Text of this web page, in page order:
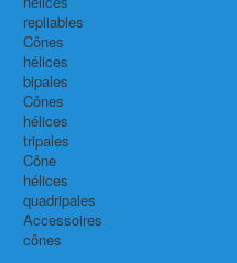
repliables
Cônes
hélices
bipales
Cônes
hélices
tripales
Cône
hélices
quadripales
Accessoires
cônes